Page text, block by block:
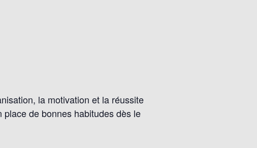
la motivation et la réussite
de bonnes habitudes dès le